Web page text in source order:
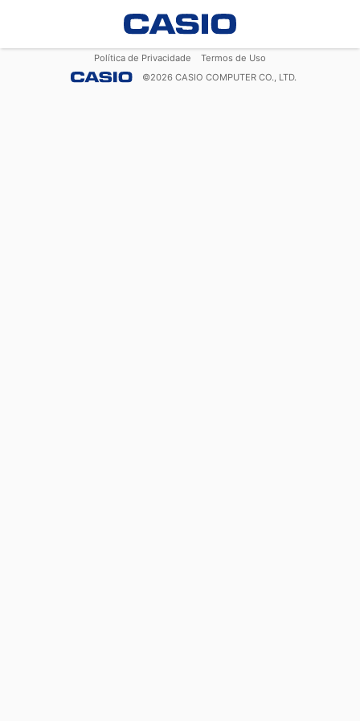
Política de Privacidade
Termos de Uso
©2026 CASIO COMPUTER CO., LTD.